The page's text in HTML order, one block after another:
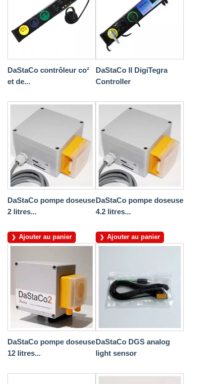
DaStaCo contrôleur co²
et de...
DaStaCo II DigiTegra
Controller
DaStaCo pompe doseuse
2 litres...
Ajouter au panier
DaStaCo pompe doseuse
4.2 litres...
Ajouter au panier
DaStaCo pompe doseuse
12 litres...
DaStaCo DGS analog
light sensor